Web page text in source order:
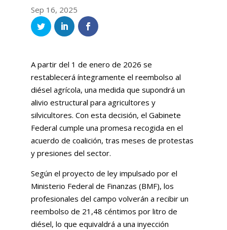
Sep 16, 2025
A partir del 1 de enero de 2026 se
restablecerá íntegramente el reembolso al
diésel agrícola, una medida que supondrá un
alivio estructural para agricultores y
silvicultores. Con esta decisión, el Gabinete
Federal cumple una promesa recogida en el
acuerdo de coalición, tras meses de protestas
y presiones del sector.
Según el proyecto de ley impulsado por el
Ministerio Federal de Finanzas (BMF), los
profesionales del campo volverán a recibir un
reembolso de 21,48 céntimos por litro de
diésel, lo que equivaldrá a una inyección